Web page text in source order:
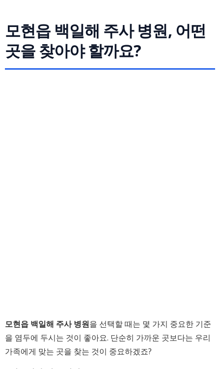
모현읍 백일해 주사 병원, 어떤
곳을 찾아야 할까요?
모현읍 백일해 주사 병원을 선택할 때는 몇 가지 중요한 기준
을 염두에 두시는 것이 좋아요. 단순히 가까운 곳보다는 우리
가족에게 맞는 곳을 찾는 것이 중요하겠죠?